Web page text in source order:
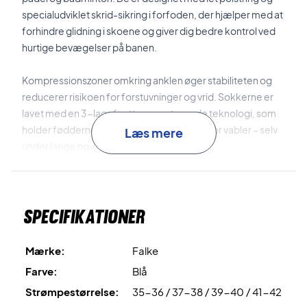
specialudviklet skrid-sikring i forfoden, der hjælper med at
forhindre glidning i skoene og giver dig bedre kontrol ved
hurtige bevægelser på banen.
Kompressionszoner omkring anklen øger stabiliteten og
reducerer risikoen for forstuvninger og vrid. Sokkerne er
lavet med en 3-lags fugttransporterende teknologi, som
holder fødderne tørre, komfortable og fri for vabler – selv
under lange og intense træningspas.
fødder, sikrer disse sokker maksimal komfort og støtte
PL2 sokker i dag!
Farve: Mørkeblå.
Læs mere
Specifikationer
Mærke:
Falke
Farve:
Blå
Strømpestørrelse:
35-36 / 37-38 / 39-40 / 41-42